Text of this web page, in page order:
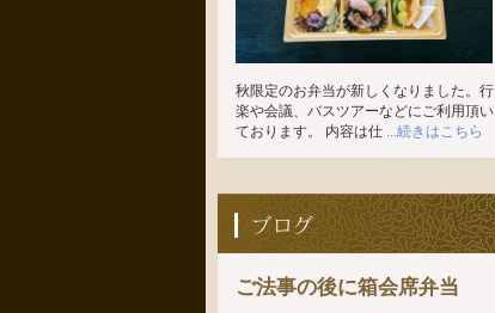
秋限定のお弁当が新しくなりました。行
楽や会議、バスツアーなどにご利用頂い
ております。 内容は仕 ...続きはこちら
ご法事の後に箱会席弁当